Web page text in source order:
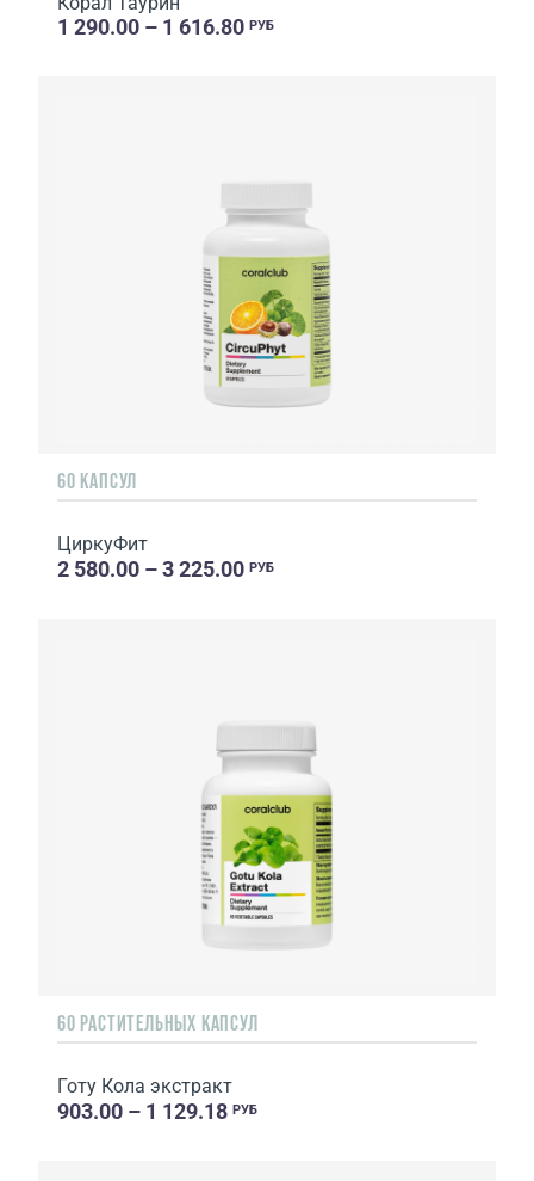
1 290.00 – 1 616.80 РУБ
60 КАПСУЛ
ЦиркуФит
2 580.00 – 3 225.00 РУБ
60 РАСТИТЕЛЬНЫХ КАПСУЛ
Готу Кола экстракт
903.00 – 1 129.18 РУБ